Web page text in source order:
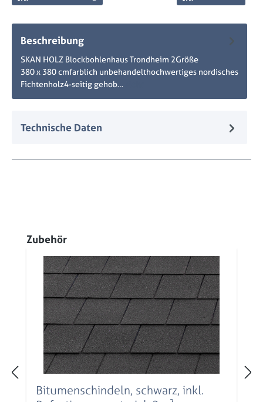
Beschreibung
SKAN HOLZ Blockbohlenhaus Trondheim 2Größe
380 x 380 cmfarblich unbehandelthochwertiges nordisches
Fichtenholz4-seitig gehob…
Technische Daten
Produktgalerie überspringen
Zubehör
Bitumenschindeln, schwarz, inkl.